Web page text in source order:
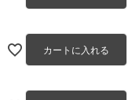
カートに入れる